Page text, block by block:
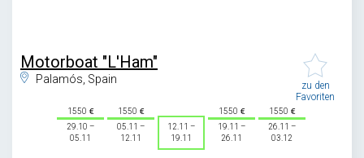
Motorboat "L'Ham"
Palamós, Spain
zu den
Favoriten
1550
29.10 –
05.11
1550
05.11 –
12.11
12.11 –
19.11
1550
19.11 –
26.11
1550
26.11 –
03.12